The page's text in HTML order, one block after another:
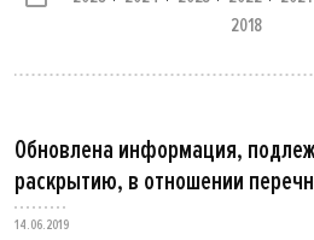
2018
Обновлена информация,
раскрытию, в отношении
14.06.2019